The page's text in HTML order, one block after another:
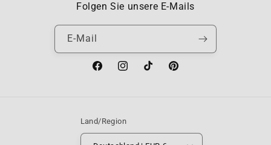
Folgen Sie unsere E-Mails
E-Mail
FacebookInstagramTikTok Pinterest
Land/Region